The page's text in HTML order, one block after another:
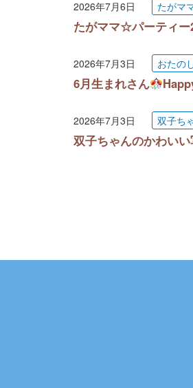
2026年7月6日 たがマ
たがママ☆パーティー
2026年7月3日 おたの
6月生まれさん
2026年7月3日 双子ち
双子ちゃんのかわい